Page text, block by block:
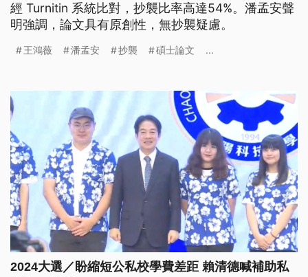
經 Turnitin 系統比對，抄襲比率高達54%。潘孟安聲
明強調，論文具有原創性，無抄襲疑慮。
王鴻薇 潘孟安 抄襲 碩士論文 ...
2024大選／盼縮短公私校學費差距 賴清德喊補助私